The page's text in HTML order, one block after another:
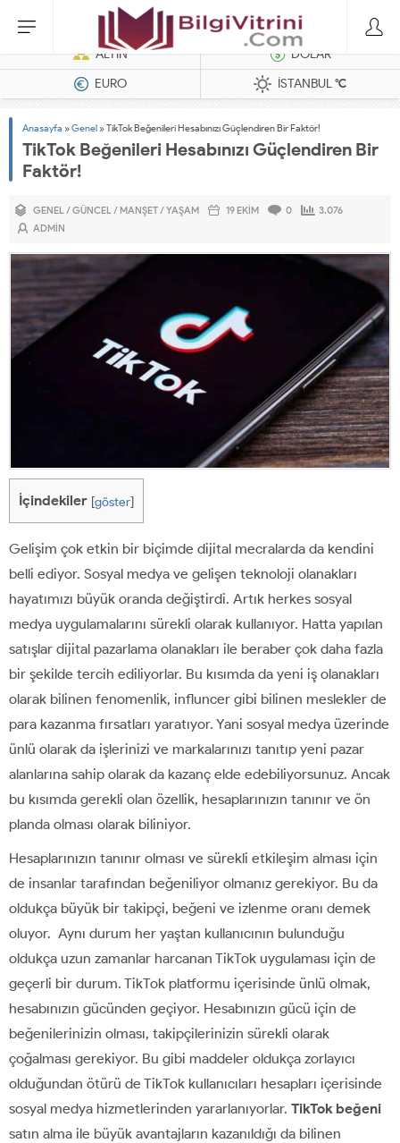
Dizel Jeneratörler
ALTIN
DOLAR
EURO
İSTANBUL°C
Anasayfa »Genel »TikTok Beğenileri Hesabınızı Güçlendiren Bir Faktör!
TikTok Beğenileri Hesabınızı Güçlendiren Bir
Faktör!
GENEL/GÜNCEL/ MANŞET/YAŞAM 19 EKIM 0
3.076
ADMIN
İçindekiler [göster]
Gelişim çok etkin bir biçimde dijital mecralarda da kendini
belli ediyor. Sosyal medya ve gelişen teknoloji olanakları
hayatımızı büyük oranda değiştirdi. Artık herkes sosyal
medya uygulamalarını sürekli olarak kullanıyor. Hatta yapılan
satışlar dijital pazarlama olanakları ile beraber çok daha fazla
bir şekilde tercih ediliyorlar. Bu kısımda da yeni iş olanakları
olarak bilinen fenomenlik, influncer gibi bilinen meslekler de
para kazanma fırsatları yaratıyor. Yani sosyal medya üzerinde
ünlü olarak da işlerinizi ve markalarınızı tanıtıp yeni pazar
alanlarına sahip olarak da kazanç elde edebiliyorsunuz. Ancak
bu kısımda gerekli olan özellik, hesaplarınızın tanınır ve ön
planda olması olarak biliniyor.
Hesaplarınızın tanınır olması ve sürekli etkileşim alması için
de insanlar tarafından beğeniliyor olmanız gerekiyor. Bu da
oldukça büyük bir takipçi, beğeni ve izlenme oranı demek
oluyor. Aynı durum her yaştan kullanıcının bulunduğu
oldukça uzun zamanlar harcanan TikTok uygulaması için de
geçerli bir durum. TikTok platformu içerisinde ünlü olmak,
hesabınızın gücünden geçiyor. Hesabınızın gücü için de
beğenilerinizin olması, takipçilerinizin sürekli olarak
çoğalması gerekiyor. Bu gibi maddeler oldukça zorlayıcı
olduğundan ötürü de TikTok kullanıcıları hesapları içerisinde
sosyal medya hizmetlerinden yararlanıyorlar. TikTok beğeni
satın alma ile büyük avantajların kazanıldığı da bilinen